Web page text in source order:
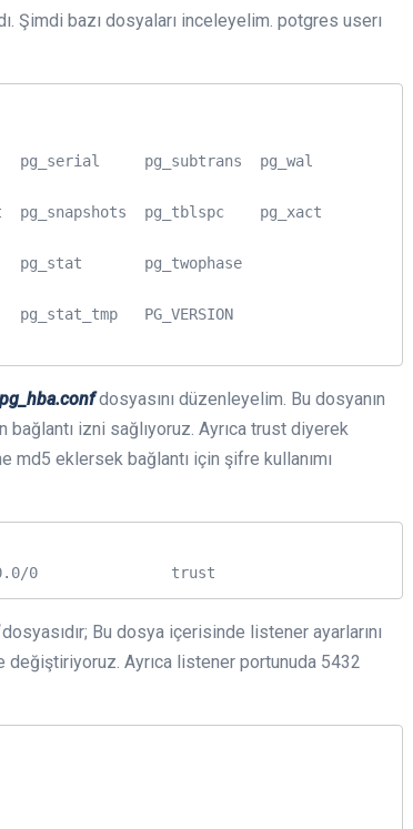
Şimdi bazı dosyaları inceleyelim. potgres userı
pg_subtrans  pg_wal
pg_snapshots  pg_tblspc    pg_xact
pg_stat       pg_twophase
pg_hba.confdosyasını düzenleyelim. Bu dosyanın
bağlantı izni sağlıyoruz. Ayrıca trust diyerek
eklersek bağlantı için şifre kullanımı
0               trust
Bu dosya içerisinde listener ayarlarını
değiştiriyoruz. Ayrıca listener portunuda 5432